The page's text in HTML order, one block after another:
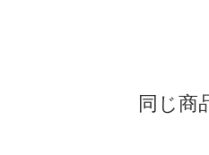
同じ商